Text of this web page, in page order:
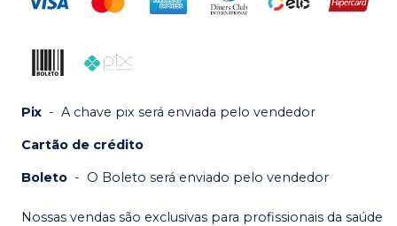
Pix - A chave pix será enviada pelo vendedor
Cartão de crédito
Boleto - O Boleto será enviado pelo vendedor
Nossas vendas são exclusivas para profissionais da saúde